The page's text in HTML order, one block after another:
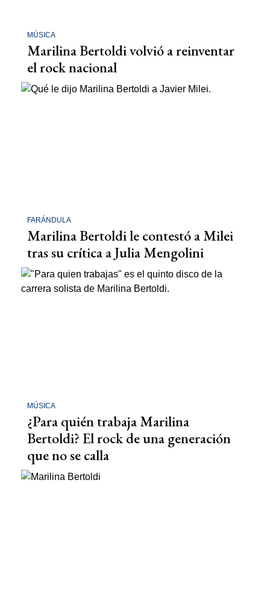
MÚSICA
Marilina Bertoldi volvió a reinventar
el rock nacional
FARÁNDULA
Marilina Bertoldi le contestó a Milei
tras su crítica a Julia Mengolini
MÚSICA
¿Para quién trabaja Marilina
Bertoldi? El rock de una generación
que no se calla